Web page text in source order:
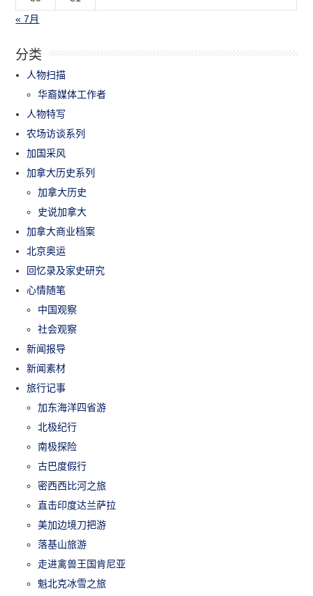
« 7月
分类
人物扫描
华裔媒体工作者
人物特写
农场访谈系列
加国采风
加拿大历史系列
加拿大历史
史说加拿大
加拿大商业档案
北京奥运
回忆录及家史研究
心情随笔
中国观察
社会观察
新闻报导
新闻素材
旅行记事
加东海洋四省游
北极纪行
南极探险
古巴度假行
密西西比河之旅
直击印度达兰萨拉
美加边境刀把游
落基山旅游
走进禽兽王国肯尼亚
魁北克冰雪之旅